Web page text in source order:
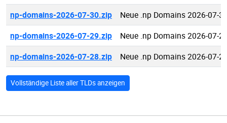
np-domains-2026-07-30.zip
Neue .np Domains 2026-07-
np-domains-2026-07-29.zip
Neue .np Domains 2026-07-
np-domains-2026-07-28.zip
Neue .np Domains 2026-07-
Vollständige Liste aller TLDs anzeigen